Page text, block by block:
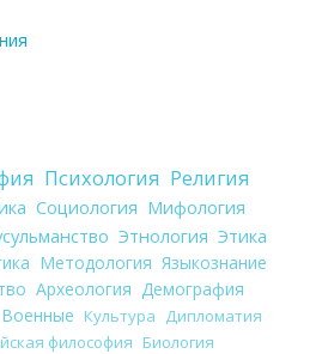
Психология Религия
Социология Мифология
Этнология Этика
Методология Языкознание
Археология Демография
Военные Культура
Дипломатия
философия Биология